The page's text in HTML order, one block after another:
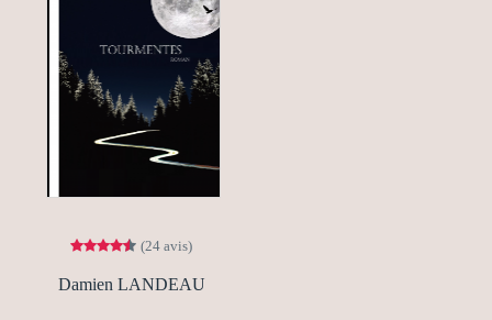
(24 avis)
Damien LANDEAU